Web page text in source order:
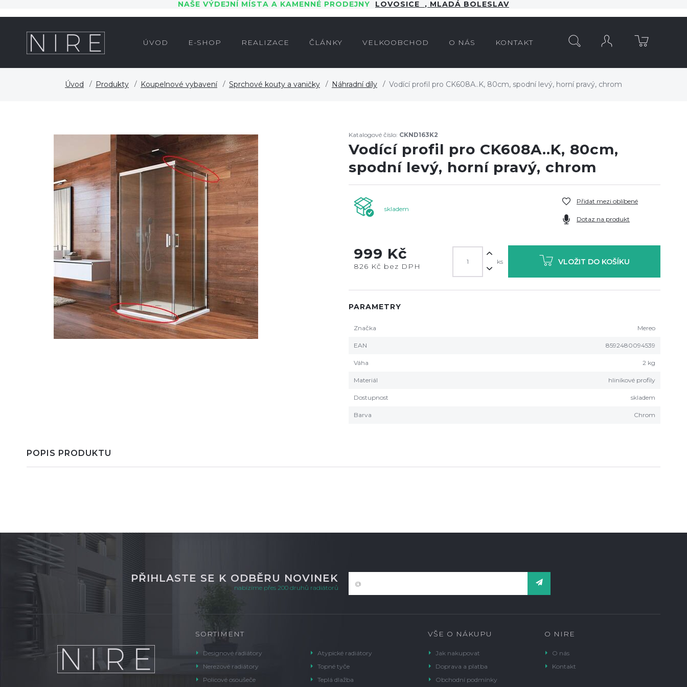
NAŠE VÝDEJNÍ MÍSTA A KAMENNÉ PRODEJNY LOVOSICE , MLADÁ BOLESLAV
ÚVOD E-SHOP REALIZACE ČLÁNKY VELKOOBCHOD O NÁS KONTAKT
Úvod Produkty Koupelnové vybavení Sprchové kouty a vaničky Náhradní díly Vodící profil pro CK608A..K, 80cm, spodní levý, horní pravý, chrom
Katalogové číslo: CKND163K2
Vodící profil pro CK608A..K, 80cm,
spodní levý, horní pravý, chrom
skladem
Přidat mezi oblíbené
Dotaz na produkt
999 Kč
826 Kč bez DPH
ks VLOŽIT DO KOŠÍKU
PARAMETRY
Značka Mereo
EAN 8592480094539
Váha 2 kg
Materiál hliníkové profily
Dostupnost skladem
Barva Chrom
POPIS PRODUKTU
PŘIHLASTE SE K ODBĚRU NOVINEK
nabízíme přes 200 druhů radiátorů
SORTIMENT
Designové radiátory
Nerezové radiátory
Policové osoušeče
Atypické radiátory
Topné tyče
Teplá dlažba
VŠE O NÁKUPU
Jak nakupovat
Doprava a platba
Obchodní podmínky
O NIRE
O nás
Kontakt